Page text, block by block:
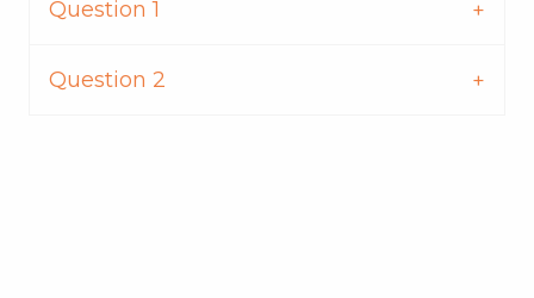
Question 1
Question 2